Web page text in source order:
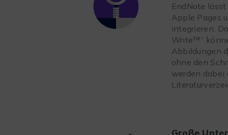
EndNote
Apple Pages
integrieren.
Write™“
Abbildungen
ohne den
werden dabei
Große